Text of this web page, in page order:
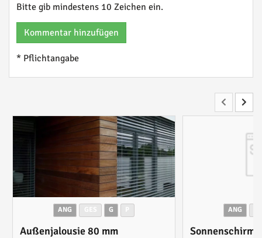
Bitte gib mindestens 10 Zeichen ein.
Kommentar hinzufügen
* Pflichtangabe
ANG G
Außenjalousie 80 mm
ANG
Sonnenschirm